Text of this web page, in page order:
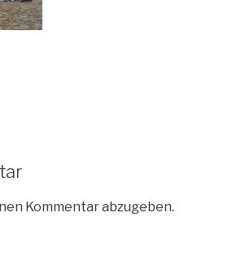
Kommentar abzugeben.